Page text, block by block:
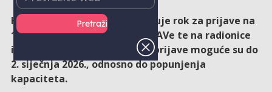
Hrvatski filmski savez produžuje rok za prijave na
13. zimski ciklus Filmske naSTAVe te na radionice
igranog filma za djecu. Nove prijave moguće su do
2. siječnja 2026., odnosno do popunjenja
kapaciteta.